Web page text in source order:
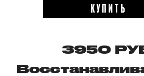
КУПИТЬ
3950